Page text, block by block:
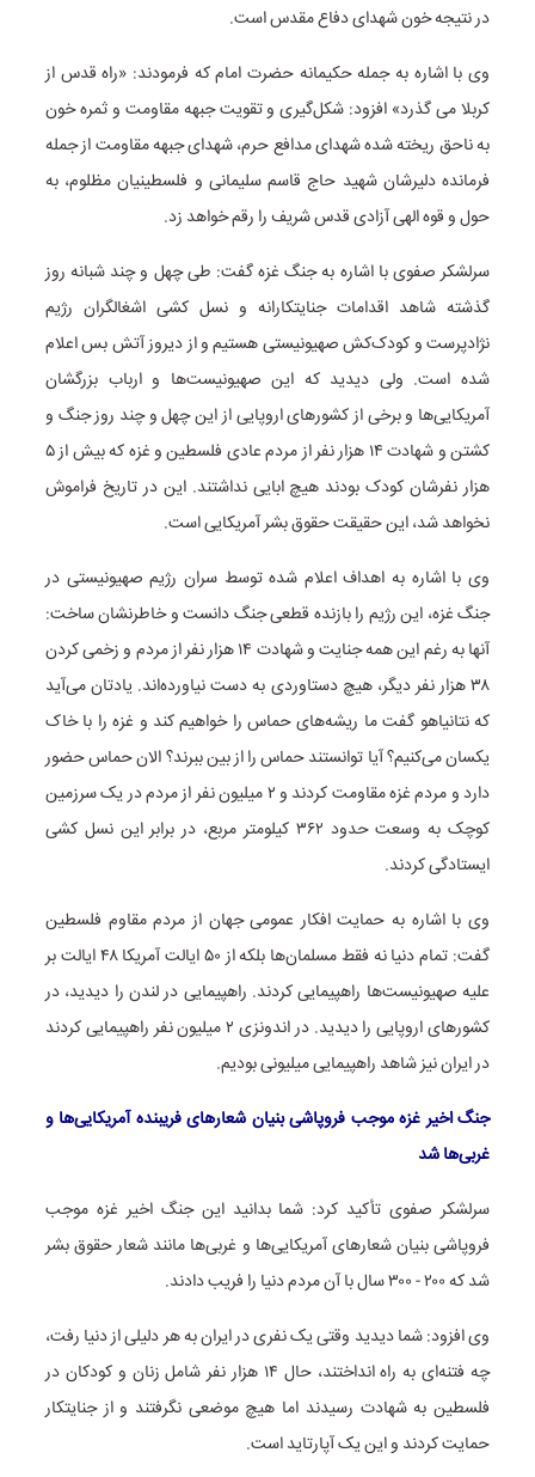
در نتیجه خون شهدای دفاع مقدس است.
وی با اشاره به جمله حکیمانه حضرت امام که فرمودند: «راه قدس از
کربلا می گذرد» افزود: شکل‌گیری و تقویت جبهه مقاومت و ثمره خون
به ناحق ریخته شده شهدای مدافع حرم، شهدای جبهه مقاومت از جمله
فرمانده دلیرشان شهید حاج قاسم سلیمانی و فلسطینیان مظلوم، به
حول و قوه الهی آزادی قدس شریف را رقم خواهد زد.
سرلشکر صفوی با اشاره به جنگ غزه گفت: طی چهل و چند شبانه روز
گذشته شاهد اقدامات جنایتکارانه و نسل کشی اشغالگران رژیم
نژادپرست و کودک‌کش صهیونیستی هستیم و از دیروز آتش بس اعلام
شده است. ولی دیدید که این صهیونیست‌ها و ارباب بزرگشان
آمریکایی‌ها و برخی از کشورهای اروپایی از این چهل و چند روز جنگ و
کشتن و شهادت ۱۴ هزار نفر از مردم عادی فلسطین و غزه که بیش از ۵
هزار نفرشان کودک بودند هیچ ابایی نداشتند. این در تاریخ فراموش
نخواهد شد، این حقیقت حقوق بشر آمریکایی است.
وی با اشاره به اهداف اعلام شده توسط سران رژیم صهیونیستی در
جنگ غزه، این رژیم را بازنده قطعی جنگ دانست و خاطرنشان ساخت:
آنها به رغم این همه جنایت و شهادت ۱۴ هزار نفر از مردم و زخمی کردن
۳۸ هزار نفر دیگر، هیچ دستاوردی به دست نیاورده‌اند. یادتان می‌آید
که نتانیاهو گفت ما ریشه‌های حماس را خواهیم کند و غزه را با خاک
یکسان می‌کنیم؟ آیا توانستند حماس را از بین ببرند؟ الان حماس حضور
دارد و مردم غزه مقاومت کردند و ۲ میلیون نفر از مردم در یک سرزمین
کوچک به وسعت حدود ۳۶۲ کیلومتر مربع، در برابر این نسل کشی
ایستادگی کردند.
وی با اشاره به حمایت افکار عمومی جهان از مردم مقاوم فلسطین
گفت: تمام دنیا نه فقط مسلمان‌ها بلکه از ۵۰ ایالت آمریکا ۴۸ ایالت بر
علیه صهیونیست‌ها راهپیمایی کردند. راهپیمایی در لندن را دیدید، در
کشورهای اروپایی را دیدید. در اندونزی ۲ میلیون نفر راهپیمایی کردند
در ایران نیز شاهد راهپیمایی میلیونی بودیم.
جنگ اخیر غزه موجب فروپاشی بنیان شعارهای فریبنده آمریکایی‌ها و
غربی‌ها شد
سرلشکر صفوی تأکید کرد: شما بدانید این جنگ اخیر غزه موجب
فروپاشی بنیان شعارهای آمریکایی‌ها و غربی‌ها مانند شعار حقوق بشر
شد که ۲۰۰ - ۳۰۰ سال با آن مردم دنیا را فریب دادند.
وی افزود: شما دیدید وقتی یک نفری در ایران به هر دلیلی از دنیا رفت،
چه فتنه‌ای به راه انداختند، حال ۱۴ هزار نفر شامل زنان و کودکان در
فلسطین به شهادت رسیدند اما هیچ موضعی نگرفتند و از جنایتکار
حمایت کردند و این یک آپارتاید است.